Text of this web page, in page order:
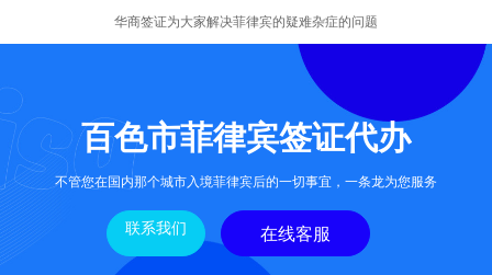
华商签证为大家解决菲律宾的疑难杂症的问题
百色市菲律宾签证代办
不管您在国内那个城市入境菲律宾后的一切事宜，一条龙为您服务
联系我们 在线客服